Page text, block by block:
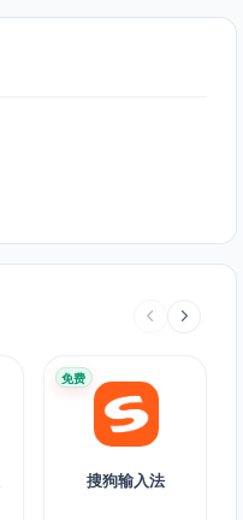
搜狗输入法
免费